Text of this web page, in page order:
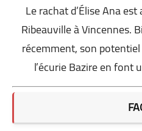
Le rachat d’Élise Ana
Ribeauville à Vincennes.
récemment, son
l’écurie Bazire en font